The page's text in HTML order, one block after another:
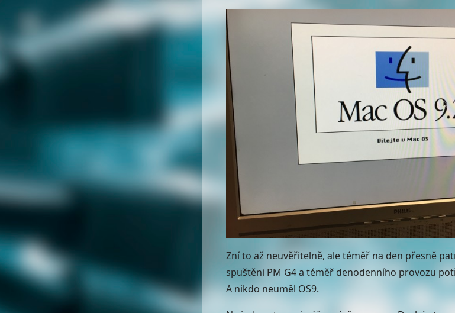
Zní to až neuvěřitelně, ale téměř na den přesně
spuštěni PM G4 a téměř denodenního provozu
A nikdo neuměl OS9.